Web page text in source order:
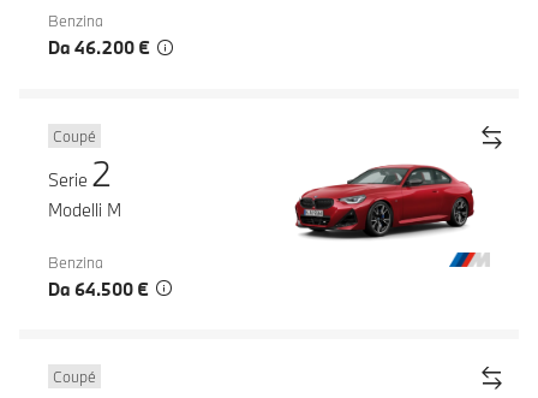
Benzina
Da 46.200 €
Coupé
Serie 2
Modelli M
Benzina
Da 64.500 €
Coupé